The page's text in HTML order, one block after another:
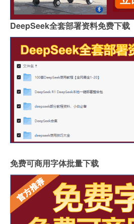
DeepSeek全套部署资料免费下载
免费可商用字体批量下载